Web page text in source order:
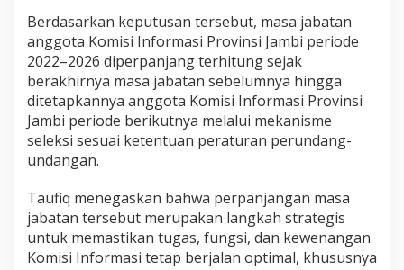
a
y
a
n
a
n
Berdasarkan keputusan tersebut, masa jabatan
anggota Komisi Informasi Provinsi Jambi periode
2022–2026 diperpanjang terhitung sejak
berakhirnya masa jabatan sebelumnya hingga
ditetapkannya anggota Komisi Informasi Provinsi
Jambi periode berikutnya melalui mekanisme
seleksi sesuai ketentuan peraturan perundang-
undangan.
Taufiq menegaskan bahwa perpanjangan masa
jabatan tersebut merupakan langkah strategis
untuk memastikan tugas, fungsi, dan kewenangan
Komisi Informasi tetap berjalan optimal, khususnya